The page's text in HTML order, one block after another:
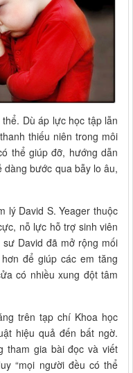
Dù áp lực học tập lẫn
thiếu niên trong môi
thể giúp đỡ, hướng dẫn
bước qua bẫy lo âu,
lý David S. Yeager thuộc
nỗ lực hỗ trợ sinh viên
David đã mở rộng mối
để giúp các em tăng
có nhiều xung đột tâm
trên tạp chí Khoa học
hiệu quả đến bất ngờ.
tham gia bài đọc và viết
“mọi người đều có thể